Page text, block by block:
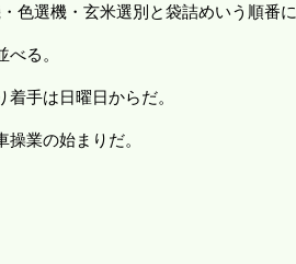
色選機・玄米選別と袋詰めいう順番に
る。
手は日曜日からだ。
業の始まりだ。